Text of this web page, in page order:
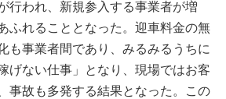
行われ、新規参入する事業者が増
ふれることとなった。迎車料金の無
も事業者間であり、みるみるうちに
げない仕事」となり、現場ではお客
事故も多発する結果となった。この